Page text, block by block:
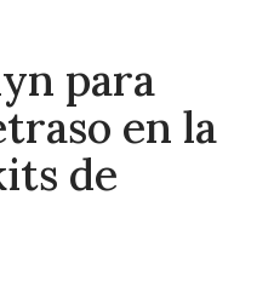
para
en la
de